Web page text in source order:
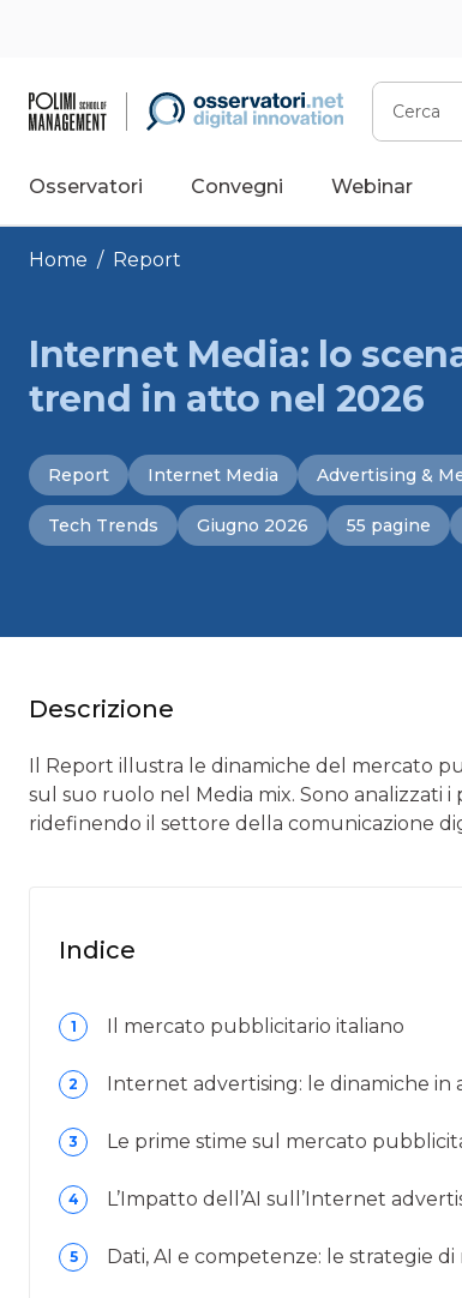
Cerca
Osservatori Convegni Webinar
Home / Report
Internet Media: lo
trend in atto nel 2026
Report Internet Media Advertising &
Tech Trends Giugno 2026 55 pagine
Descrizione
Il Report illustra le dinamiche del mercato
sul suo ruolo nel Media mix. Sono analizzati
ridefinendo il settore della comunicazione
Indice
1 Il mercato pubblicitario italiano
2 Internet advertising: le dinamiche in
3 Le prime stime sul mercato
4 L’Impatto dell’AI sull’Internet
5 Dati, AI e competenze: le strategie